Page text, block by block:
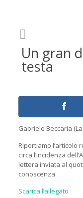
Un gran
testa
Gabriele Beccaria
Riportiamo l’articolo
circa l’incidenza
lettera inviata al
conoscenza.
Scarica l’allegato